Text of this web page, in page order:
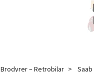
Brodyrer – Retrobilar Saab